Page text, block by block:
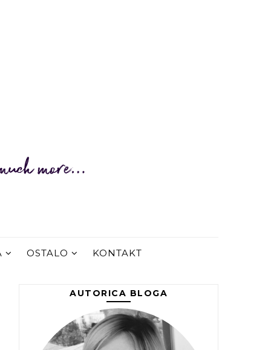
OSTALO KONTAKT
AUTORICA BLOGA